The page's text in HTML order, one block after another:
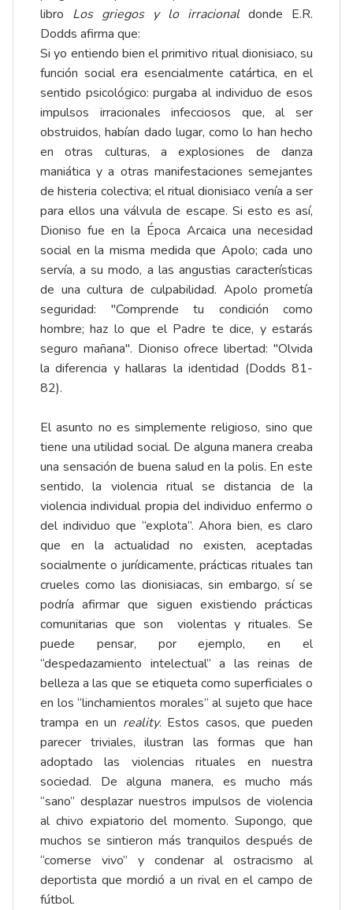
libro Los griegos y lo irracionaldonde E.R.
Dodds afirma que:
Si yo entiendo bien el primitivo ritual dionisiaco, su
función social era esencialmente catártica, en el
sentido psicológico: purgaba al individuo de esos
impulsos irracionales infecciosos que, al ser
obstruidos, habían dado lugar, como lo han hecho
en otras culturas, a explosiones de danza
maniática y a otras manifestaciones semejantes
de histeria colectiva; el ritual dionisiaco venía a ser
para ellos una válvula de escape. Si esto es así,
Dioniso fue en la Época Arcaica una necesidad
social en la misma medida que Apolo; cada uno
servía, a su modo, a las angustias características
de una cultura de culpabilidad. Apolo prometía
seguridad: "Comprende tu condición como
hombre; haz lo que el Padre te dice, y estarás
seguro mañana". Dioniso ofrece libertad: "Olvida
la diferencia y hallaras la identidad (Dodds 81-
82).
El asunto no es simplemente religioso, sino que
tiene una utilidad social. De alguna manera creaba
una sensación de buena salud en la polis. En este
sentido, la violencia ritual se distancia de la
violencia individual propia del individuo enfermo o
del individuo que “explota”. Ahora bien, es claro
que en la actualidad no existen, aceptadas
socialmente o jurídicamente, prácticas rituales tan
crueles como las dionisiacas, sin embargo, sí se
podría afirmar que siguen existiendo prácticas
comunitarias que son violentas y rituales. Se
puede pensar, por ejemplo, en el
“despedazamiento intelectual” a las reinas de
belleza a las que se etiqueta como superficiales o
en los “linchamientos morales” al sujeto que hace
trampa en un reality. Estos casos, que pueden
parecer triviales, ilustran las formas que han
adoptado las violencias rituales en nuestra
sociedad. De alguna manera, es mucho más
“sano” desplazar nuestros impulsos de violencia
al chivo expiatorio del momento. Supongo, que
muchos se sintieron más tranquilos después de
“comerse vivo” y condenar al ostracismo al
deportista que mordió a un rival en el campo de
fútbol.